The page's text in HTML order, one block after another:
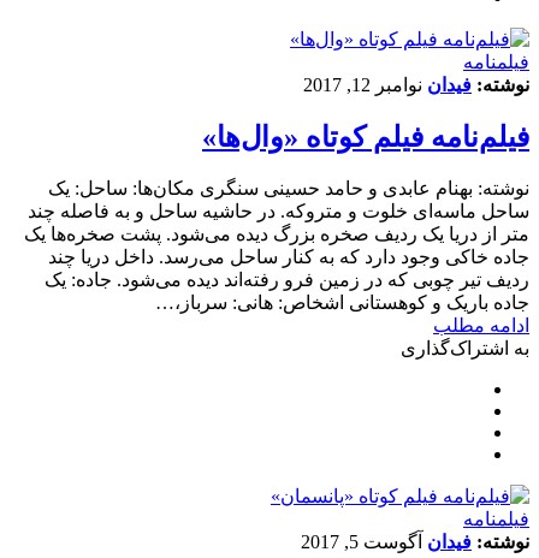
فیلمنامه
نوشته: فیدان نوامبر 12, 2017
فیلم‌نامه فیلم کوتاه «وال‌ها»
نوشته: بهنام عابدی و حامد حسینی سنگری مکان‌ها: ساحل: یک
ساحل ماسه‌ای خلوت و متروکه. در حاشیه ساحل و به فاصله چند
متر از دریا یک ردیف صخره بزرگ دیده می‌شود. پشت صخره‌ها یک
جاده خاکی وجود دارد که به کنار ساحل می‌رسد. داخل دریا چند
ردیف تیر چوبی که در زمین فرو رفته‌اند دیده می‌شود. جاده: یک
جاده باریک و کوهستانی اشخاص: هانی: سرباز،…
ادامه مطلب
به اشتراک‌گذاری
فیلمنامه
نوشته: فیدان آگوست 5, 2017